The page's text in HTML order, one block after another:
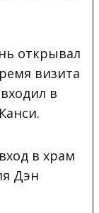
открывал
визита
в
в храм
Дэн